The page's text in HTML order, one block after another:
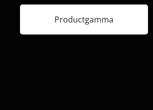
Productgamma